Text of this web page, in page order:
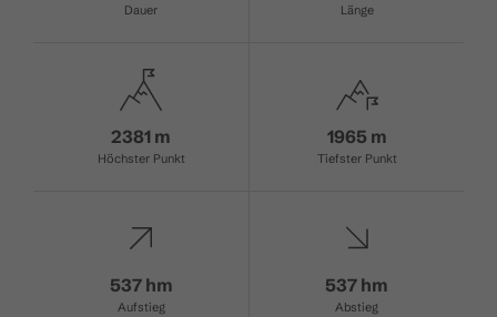
Dauer Länge
2381 m
Höchster Punkt
1965 m
Tiefster Punkt
537 hm
Aufstieg
537 hm
Abstieg